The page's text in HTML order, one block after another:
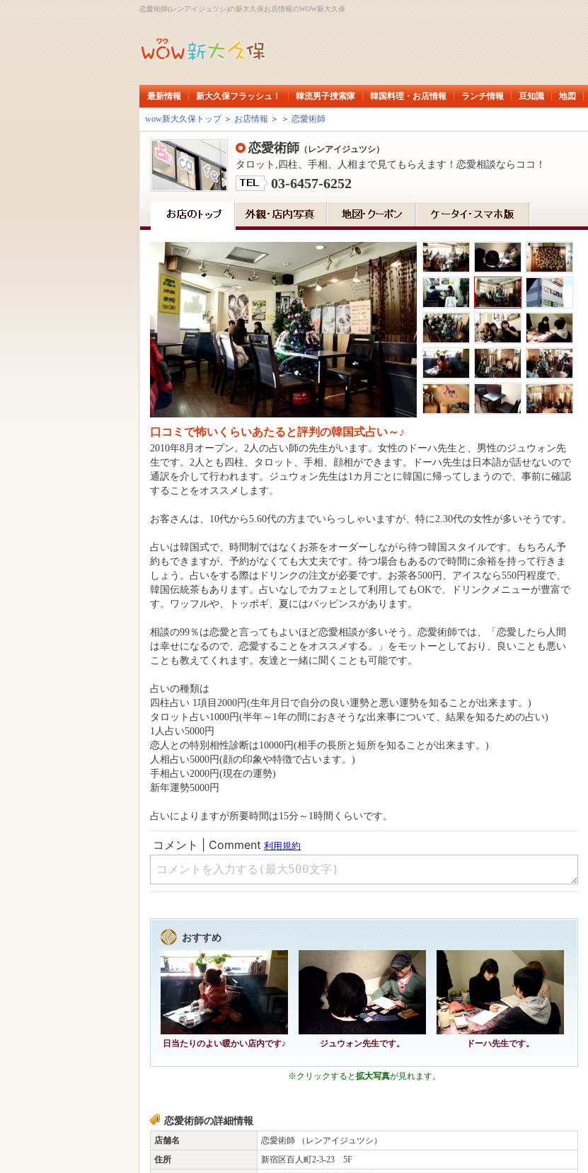
恋愛術師(レンアイジュツシ)の新大久保お店情報のWOW新大久保
最新情報 新大久保フラッシュ！ 韓流男子捜索隊 韓国料理・お店情報 ランチ情報 豆知識 地図
wow新大久保トップ＞ お店情報 ＞ ＞ 恋愛術師
恋愛術師 （レンアイジュツシ）
タロット,四柱、手相、人相まで見てもらえます！恋愛相談ならココ！
03-6457-6252
口コミで怖いくらいあたると評判の韓国式占い～♪
2010年8月オープン。2人の占い師の先生がいます。女性のドーハ先生と、男性のジュウォン先
生です。2人とも四柱、タロット、手相、顔相ができます。ドーハ先生は日本語が話せないので
通訳を介して行われます。ジュウォン先生は1カ月ごとに韓国に帰ってしまうので、事前に確認
することをオススメします。
お客さんは、10代から5.60代の方までいらっしゃいますが、特に2.30代の女性が多いそうです。
占いは韓国式で、時間制ではなくお茶をオーダーしながら待つ韓国スタイルです。もちろん予
約もできますが、予約がなくても大丈夫です。待つ場合もあるので時間に余裕を持って行きま
しょう。占いをする際はドリンクの注文が必要です。お茶各500円、アイスなら550円程度で、
韓国伝統茶もあります。占いなしでカフェとして利用してもOKで、ドリンクメニューが豊富で
す。ワッフルや、トッポギ、夏にはパッピンスがあります。
相談の99％は恋愛と言ってもよいほど恋愛相談が多いそう。恋愛術師では、「恋愛したら人間
は幸せになるので、恋愛することをオススメする。」をモットーとしており、良いことも悪い
ことも教えてくれます。友達と一緒に聞くことも可能です。
占いの種類は
四柱占い 1項目2000円(生年月日で自分の良い運勢と悪い運勢を知ることが出来ます。)
タロット占い1000円(半年～1年の間におきそうな出来事について、結果を知るための占い)
1人占い5000円
恋人との特別相性診断は10000円(相手の長所と短所を知ることが出来ます。)
人相占い5000円(顔の印象や特徴で占います。)
手相占い2000円(現在の運勢)
新年運勢5000円
占いによりますが所要時間は15分～1時間くらいです。
おすすめ
日当たりのよい暖かい店内です♪ ジュウォン先生です。 ドーハ先生です。
※クリックすると拡大写真が見れます。
恋愛術師の詳細情報
店舗名
恋愛術師 （レンアイジュツシ）
住所
新宿区百人町2-3-23 5F